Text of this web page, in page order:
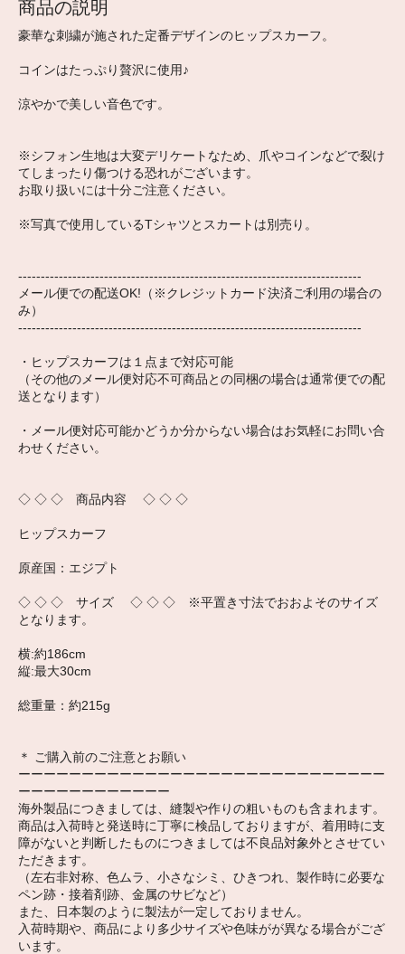
商品の説明
豪華な刺繍が施された定番デザインのヒップスカーフ。
コインはたっぷり贅沢に使用♪
涼やかで美しい音色です。
※シフォン生地は大変デリケートなため、爪やコインなどで裂け
てしまったり傷つける恐れがございます。
お取り扱いには十分ご注意ください。
※写真で使用しているTシャツとスカートは別売り。
----------------------------------------------------------------------------
メール便での配送OK!（※クレジットカード決済ご利用の場合の
み）
----------------------------------------------------------------------------
・ヒップスカーフは１点まで対応可能
（その他のメール便対応不可商品との同梱の場合は通常便での配
送となります）
・メール便対応可能かどうか分からない場合はお気軽にお問い合
わせください。
◇ ◇ ◇ 商品内容 ◇ ◇ ◇
ヒップスカーフ
原産国：エジプト
◇ ◇ ◇ サイズ ◇ ◇ ◇ ※平置き寸法でおおよそのサイズ
となります。
横:約186cm
縦:最大30cm
総重量：約215g
＊ ご購入前のご注意とお願い
ーーーーーーーーーーーーーーーーーーーーーーーーーーーーー
ーーーーーーーーーーーー
海外製品につきましては、縫製や作りの粗いものも含まれます。
商品は入荷時と発送時に丁寧に検品しておりますが、着用時に支
障がないと判断したものにつきましては不良品対象外とさせてい
ただきます。
（左右非対称、色ムラ、小さなシミ、ひきつれ、製作時に必要な
ペン跡・接着剤跡、金属のサビなど）
また、日本製のように製法が一定しておりません。
入荷時期や、商品により多少サイズや色味がが異なる場合がござ
います。